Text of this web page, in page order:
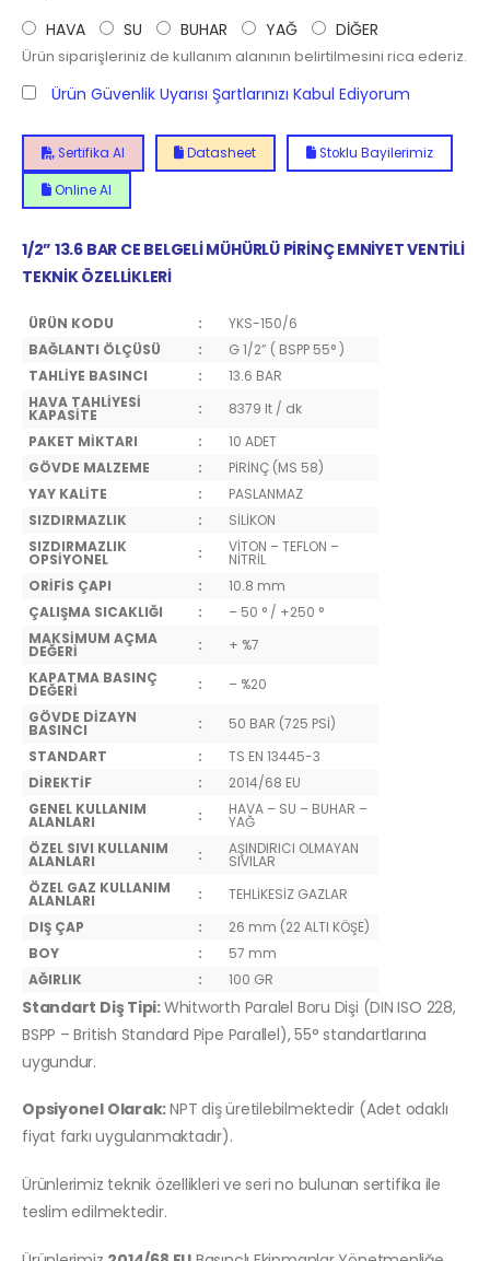
HAVA SU BUHAR YAĞ DİĞER
Ürün siparişleriniz de kullanım alanının belirtilmesini rica ederiz.
Ürün Güvenlik Uyarısı Şartlarınızı Kabul Ediyorum
Sertifika Al Datasheet Stoklu Bayilerimiz
Online Al
1/2” 13.6 BAR CE BELGELİ MÜHÜRLÜ PİRİNÇ EMNİYET VENTİLİ
TEKNİK ÖZELLİKLERİ
ÜRÜN KODU :
YKS-150/6
BAĞLANTI ÖLÇÜSÜ
:
G 1/2” ( BSPP 55° )
TAHLİYE BASINCI
:
13.6 BAR
HAVA TAHLİYESİ
KAPASİTE :
8379 lt / dk
PAKET MİKTARI
:
10 ADET
GÖVDE MALZEME
:
PİRİNÇ (MS 58)
YAY KALİTE
:
PASLANMAZ
SIZDIRMAZLIK
:
SİLİKON
SIZDIRMAZLIK
OPSİYONEL : VİTON – TEFLON –
NİTRİL
ORİFİS ÇAPI
:
10.8 mm
ÇALIŞMA SICAKLIĞI
:
– 50 ° / +250 °
MAKSİMUM AÇMA
DEĞERİ :
+ %7
KAPATMA BASINÇ
DEĞERİ :
– %20
GÖVDE DİZAYN
BASINCI :
50 BAR (725 PSİ)
STANDART
:
TS EN 13445-3
DİREKTİF
:
2014/68 EU
GENEL KULLANIM
ALANLARI : HAVA – SU – BUHAR –
YAĞ
ÖZEL SIVI KULLANIM
ALANLARI : AŞINDIRICI OLMAYAN
SIVILAR
ÖZEL GAZ KULLANIM
ALANLARI :
TEHLİKESİZ GAZLAR
DIŞ ÇAP
:
26 mm (22 ALTI KÖŞE)
BOY
:
57 mm
AĞIRLIK
: 100 GR
Standart Diş Tipi:Whitworth Paralel Boru Dişi (DIN ISO 228,
BSPP – British Standard Pipe Parallel), 55° standartlarına
uygundur.
Opsiyonel Olarak:NPT diş üretilebilmektedir (Adet odaklı
fiyat farkı uygulanmaktadır).
Ürünlerimiz teknik özellikleri ve seri no bulunan sertifika ile
teslim edilmektedir.